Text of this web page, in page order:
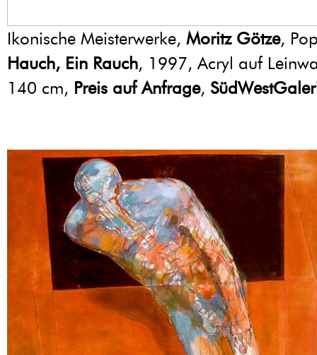
Ikonische Meisterwerke, Moritz Götze,
Hauch, Ein Rauch, 1997, Acryl auf
140 cm, Preis auf Anfrage,